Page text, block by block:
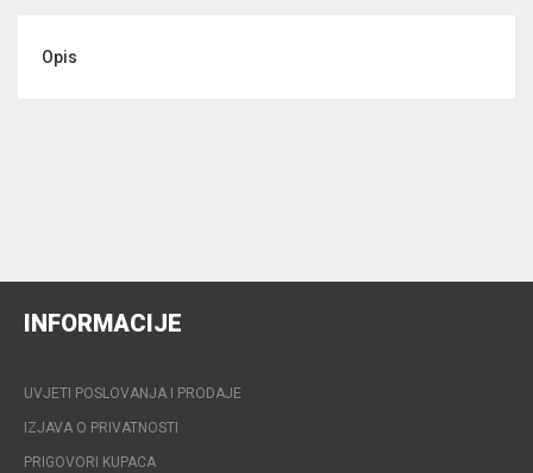
Opis
INFORMACIJE
UVJETI POSLOVANJA I PRODAJE
IZJAVA O PRIVATNOSTI
PRIGOVORI KUPACA